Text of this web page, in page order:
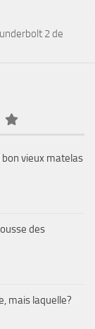
2 de
vieux matelas
des
mais laquelle?